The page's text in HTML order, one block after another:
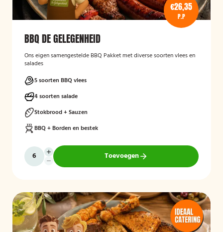
€26,35
P.P
BBQ DE GELEGENHEID
Ons eigen samengestelde BBQ Pakket met diverse soorten vlees en
salades
5 soorten BBQ vlees
4 soorten salade
Stokbrood + Sauzen
BBQ + Borden en bestek
Toevoegen